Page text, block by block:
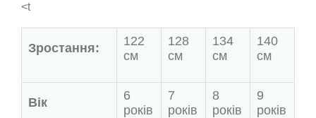
<t
Зростання:
122
см
128
см
134
см
140
см
Вік
6
років
7
років
8
років
9
років